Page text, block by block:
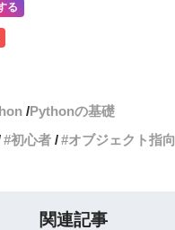
る
Pythonの基礎
初心者 オブジェクト指向
関連記事